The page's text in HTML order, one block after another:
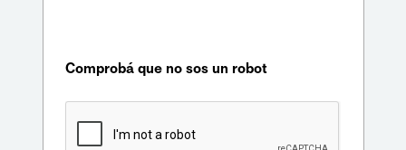
Comprobá que no sos un robot